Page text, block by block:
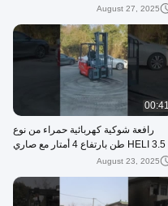
August 27, 2025
00:41
رافعة شوكية كهربائية حمراء من نوع
HELI 3.5 طن بارتفاع 4 أمتار مع صاري
من مرحلتين لتخزين اللوجستيات
August 23, 2025